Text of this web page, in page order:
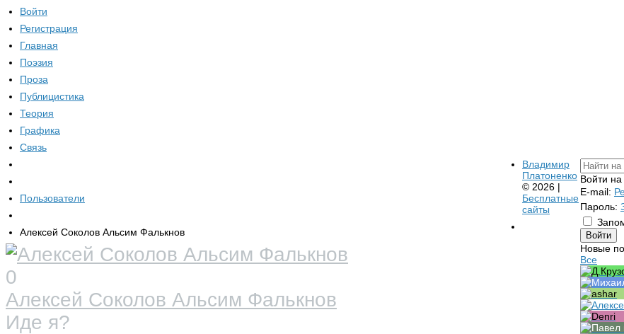
Войти
Регистрация
Главная
Поэзия
Проза
Публицистика
Теория
Графика
Связь
Пользователи
Алексей Соколов Альсим Фалькнов
0
Алексей Соколов Альсим Фалькнов
Иде я?
Войти на
E-mail:
Пароль:
Новые
Все
Владимир
Платоненко
© 2026 |
Бесплатные
сайты